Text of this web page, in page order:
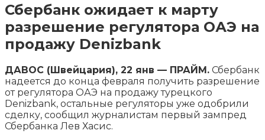
Сбербанк ожидает к марту
разрешение регулятора ОАЭ на
продажу Denizbank
ДАВОС (Швейцария), 22 янв — ПРАЙМ. Сбербанк
надеется до конца февраля получить разрешение
от регулятора ОАЭ на продажу турецкого
Denizbank, остальные регуляторы уже одобрили
сделку, сообщил журналистам первый зампред
Сбербанка Лев Хасис.